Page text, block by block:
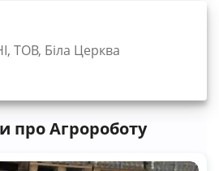
ТОВ, Біла Церква
про Агророботу